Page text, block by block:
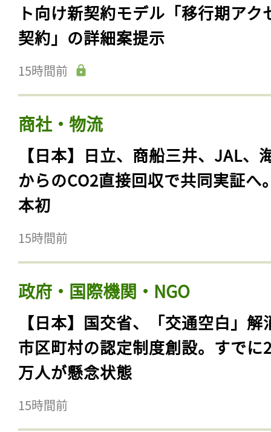
ト向け新契約モデル「移行期アク
契約」の詳細案提示
15時間前
商社・物流
【日本】日立、商船三井、JAL、
からのCO2直接回収で共同実証へ
本初
15時間前
政府・国際機関・NGO
【日本】国交省、「交通空白」解
市区町村の認定制度創設。すでに
万人が懸念状態
15時間前